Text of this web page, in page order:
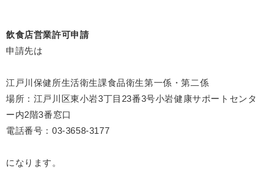
飲食店営業許可申請
申請先は
江戸川保健所生活衛生課食品衛生第一係・第二係
場所：江戸川区東小岩3丁目23番3号小岩健康サポートセンタ
ー内2階3番窓口
電話番号：03-3658-3177
になります。